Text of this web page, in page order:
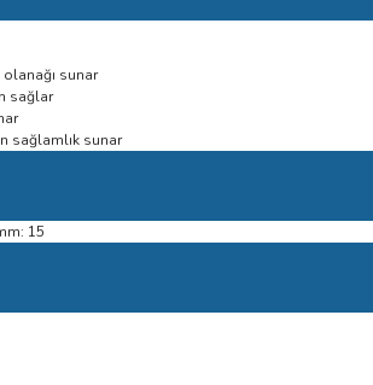
sunar
sağlar
sağlamlık sunar
15